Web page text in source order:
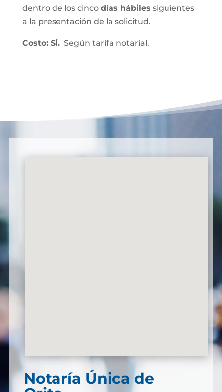
dentro de los cinco días hábiles siguientes
a la presentación de la solicitud.
Costo: SÍ.Según tarifa notarial.
Notaría Única de